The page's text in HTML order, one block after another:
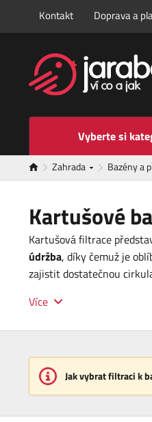
Kontakt Doprava a
Vyberte si
Zahrada Bazény a
Kartušové
Kartušová filtrace
údržba, díky čemuž je
zajistit dostatečnou
Více
Jak vybrat filtraci k